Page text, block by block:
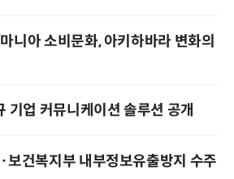
니아 소비문화, 아키하바라 변화의
기업 커뮤니케이션 솔루션 공개
보건복지부 내부정보유출방지 수주